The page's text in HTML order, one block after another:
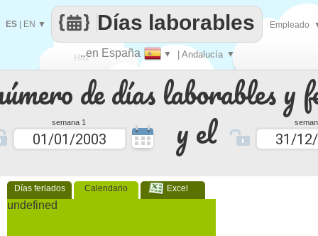
de días laborables y
semana 1 y el
Días feriados Calendario Excel
undefined
Haz
que
..en España ▼ | Andalucía ▼
Días laborables
ES EN ▼ Empleado